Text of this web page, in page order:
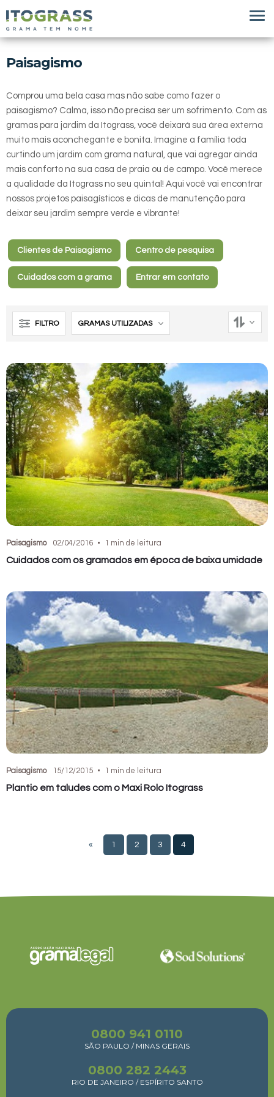
Paisagismo
Comprou uma bela casa mas não sabe como fazer o
paisagismo? Calma, isso não precisa ser um sofrimento. Com as
gramas para jardim da Itograss, você deixará sua área externa
muito mais aconchegante e bonita. Imagine a família toda
curtindo um jardim com grama natural, que vai agregar ainda
mais conforto na sua casa de praia ou de campo. Você merece
a qualidade da Itograss no seu quintal! Aqui você vai encontrar
nossos projetos paisagísticos e dicas de manutenção para
deixar seu jardim sempre verde e vibrante!
Clientes de Paisagismo Centro de pesquisa
Cuidados com a grama Entrar em contato
FILTRO GRAMAS UTILIZADAS
Paisagismo 02/04/2016 1 min de leitura
Cuidados com os gramados em época de baixa umidade
Paisagismo 15/12/2015 1 min de leitura
Plantio em taludes com o Maxi Rolo Itograss
« 1 2 3 4
0800 941 0110
SÃO PAULO / MINAS GERAIS
0800 282 2443
RIO DE JANEIRO / ESPÍRITO SANTO